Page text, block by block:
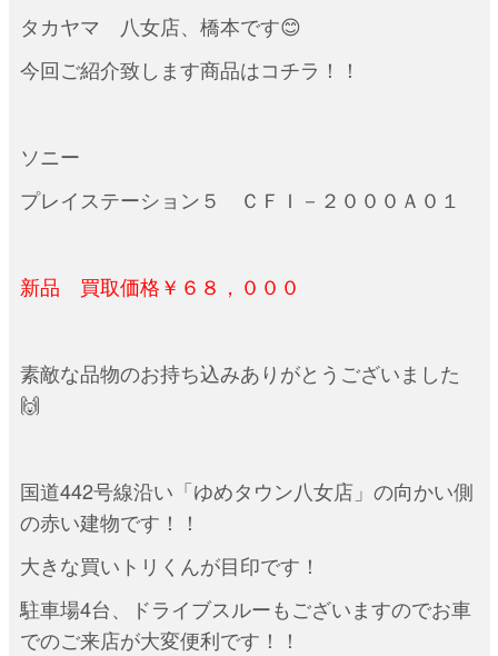
タカヤマ 八女店、橋本です😊
今回ご紹介致します商品はコチラ！！
ソニー
プレイステーション５ ＣＦＩ－２０００Ａ０１
新品 買取価格￥６８，０００
素敵な品物のお持ち込みありがとうございました
🙌
国道442号線沿い「ゆめタウン八女店」の向かい側
の赤い建物です！！
大きな買いトリくんが目印です！
駐車場4台、ドライブスルーもございますのでお車
でのご来店が大変便利です！！